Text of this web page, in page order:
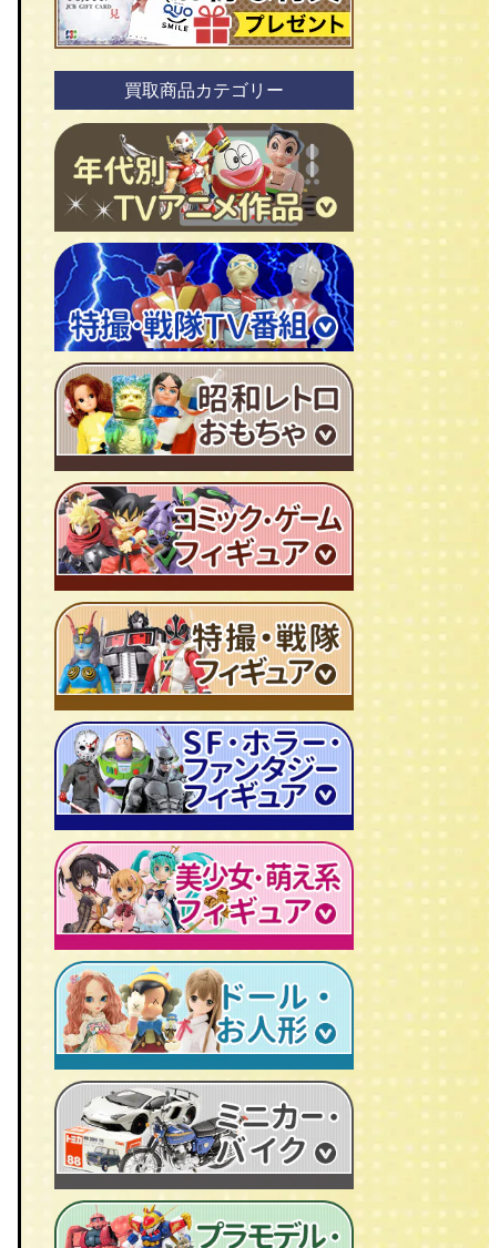
買取商品カテゴリー
ＴＶアニメ作品 1960年代
ＴＶアニメ作品 1970年代
ＴＶアニメ作品 1980年代
特撮・戦隊 TV番組 1960年代
超合金・DX超合金
ソフビ
広告ノベルティグッズ
ジャンボマシンダー
キャラクター消しゴム
ビックリマンシール
ダイアクロン
変身サイボーグ
昭和レトロなミニカー
ミクロマン
レトロプラモデル
旧トランスフォーマー
ビンテージ セルロイド人形
仮面ライダーカード
マルサン/MARUSAN
ブルマァク/BULLMARK
ポピー/POPY
旧タカラ/TAKARA
旧バンダイ/BANDAI
タカトクトイス/T.T
中嶋製作所
ワンピース/ONE PIECE
聖闘士聖矢
キン肉マン
ドラゴンボール
北斗の拳
ルパン三世
鉄人28号
新世紀エヴァンゲリオン
AKIRA/アキラ
ドラゴンクエスト
ファイナルファンタジー/FF
P.O.P
RAH
CCP キン肉マン
超像可動
聖闘士聖衣神話
Figuarts/フィギュアーツ
仮面ライダー
ゴジラ
人造人間キカイダー
牙狼-GARO
機動戦士ガンダム
マジンガーＺ
ゲッターロボ
トランスフォーマー
マクロス
メタルヒーローシリーズ
スーパー戦隊
超合金魂
ROBOT魂
スターウォーズ
プレデター/PREDATOR
エイリアン/ALIEN
ターミネーター
ロボコップ
バットマン
グレムリン
バイオハザード
ディズニー
リビングデッドドールズ/LDD
セーラームーン
魔法少女まどか☆マギカ
フェイト/Fate
武装神姫
魔法少女リリカルなのは
艦隊これくしょん -艦これ-
けいおん！
ブライス/Blythe
スーパードルフィー/ドルフィードリーム
アゾンドール/AZONE